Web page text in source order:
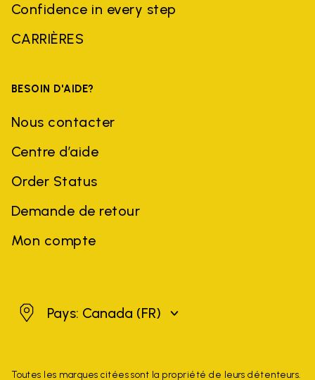
Confidence in every step
CARRIÈRES
BESOIN D'AIDE?
Nous contacter
Centre d’aide
Order Status
Demande de retour
Mon compte
CanadaPays: Canada (FR)
Toutes les marques citées sont la propriété de leurs détenteurs.